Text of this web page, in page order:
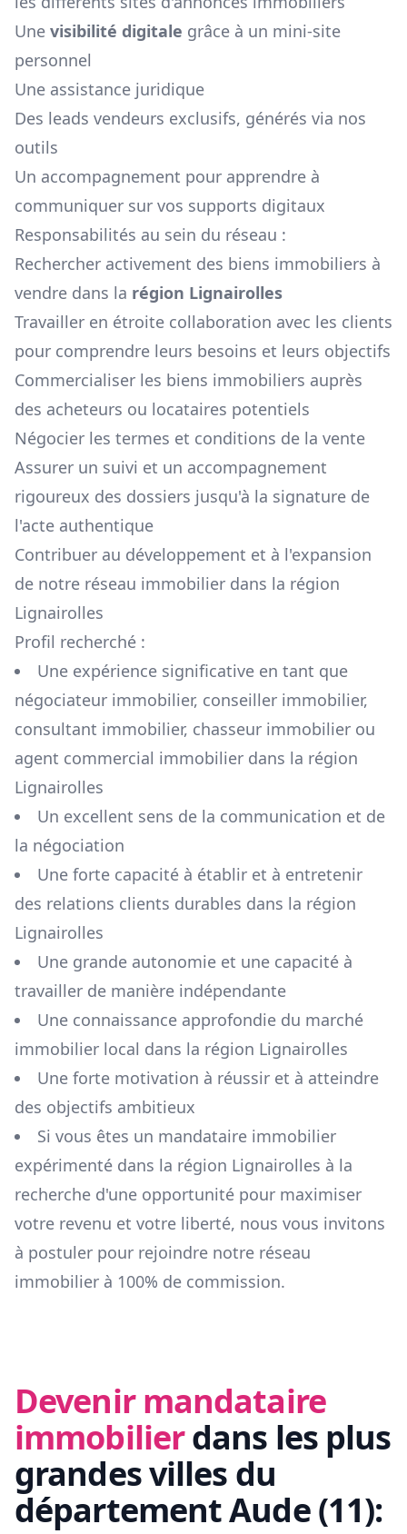
Une visibilité digitale grâce à un mini-site
personnel
Une assistance juridique
Des leads vendeurs exclusifs, générés via nos
outils
Un accompagnement pour apprendre à
communiquer sur vos supports digitaux
Responsabilités au sein du réseau :
Rechercher activement des biens immobiliers à
vendre dans la région Lignairolles
Travailler en étroite collaboration avec les clients
pour comprendre leurs besoins et leurs objectifs
Commercialiser les biens immobiliers auprès
des acheteurs ou locataires potentiels
Négocier les termes et conditions de la vente
Assurer un suivi et un accompagnement
rigoureux des dossiers jusqu'à la signature de
l'acte authentique
Contribuer au développement et à l'expansion
de notre réseau immobilier dans la région
Lignairolles
Profil recherché :
Une expérience significative en tant que
négociateur immobilier, conseiller immobilier,
consultant immobilier, chasseur immobilier ou
agent commercial immobilier dans la région
Lignairolles
Un excellent sens de la communication et de
la négociation
Une forte capacité à établir et à entretenir
des relations clients durables dans la région
Lignairolles
Une grande autonomie et une capacité à
travailler de manière indépendante
Une connaissance approfondie du marché
immobilier local dans la région Lignairolles
Une forte motivation à réussir et à atteindre
des objectifs ambitieux
Si vous êtes un mandataire immobilier
expérimenté dans la région Lignairolles à la
recherche d'une opportunité pour maximiser
votre revenu et votre liberté, nous vous invitons
à postuler pour rejoindre notre réseau
immobilier à 100% de commission.
Devenir mandataire
immobilierdans les plus
grandes villes du
départementAude(11):